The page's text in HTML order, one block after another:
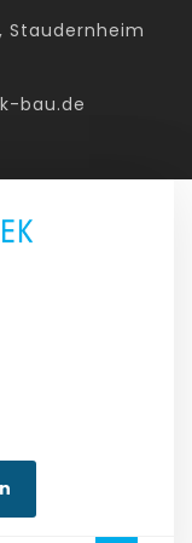
Staudernheim
bau.de
button